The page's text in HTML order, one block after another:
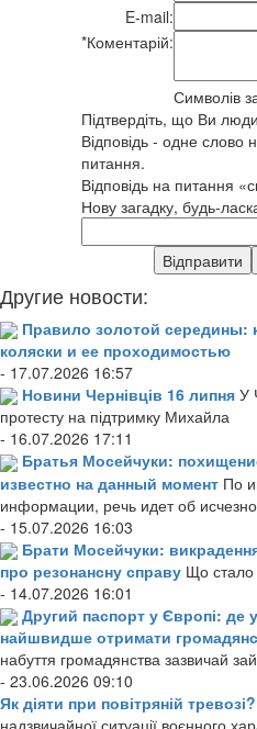
E-mail:
*Коментарій:
Символів
Підтвердіть, що Ви
Відповідь - одне слово
питання.
Відповідь на питання
Нову загадку, будь-
Другие новости:
Правило золотой середины:
коляски и ее проходимостью
- 17.07.2026 16:57
Новини Чернівців 16 липня У
протесту на підтримку Михайла
- 16.07.2026 17:11
Братья Мосейчуки:
известно на данный момент По
информации, речь идет об
- 15.07.2026 16:03
Брати Мосейчуки:
про резонансну справу Що стало
- 14.07.2026 16:01
Другий паспорт у Європі: де
найшвидше отримати
набуття громадянства зазвичай
- 23.06.2026 09:10
Як діяти при повітряній тревозі?